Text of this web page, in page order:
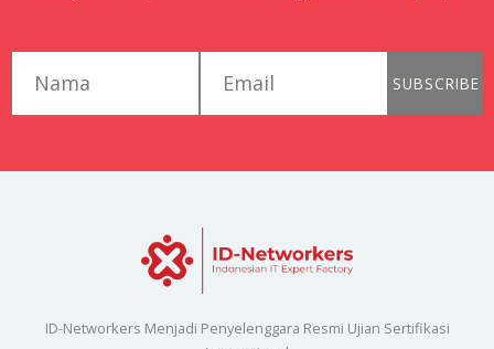
SUBSCRIBE
ID-Networkers Menjadi Penyelenggara Resmi Ujian Sertifikasi